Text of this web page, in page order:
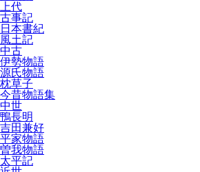
上代
古事記
日本書紀
風土記
中古
伊勢物語
源氏物語
枕草子
今昔物語集
中世
鴨長明
吉田兼好
平家物語
曽我物語
太平記